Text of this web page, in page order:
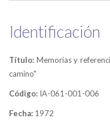
Identificación
Título: Memorias y
camino"
Código: IA-061-001-006
Fecha: 1972